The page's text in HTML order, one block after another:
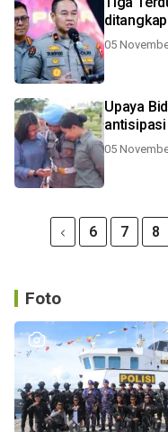
ditangkap
05
Upaya
05
6 7 8
Foto